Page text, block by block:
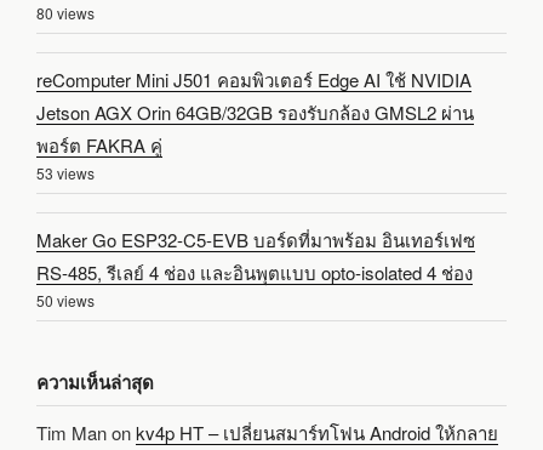
80 views
reComputer Mini J501 คอมพิวเตอร์ Edge AI ใช้ NVIDIA
Jetson AGX Orin 64GB/32GB รองรับกล้อง GMSL2 ผ่าน
พอร์ต FAKRA คู่
53 views
Maker Go ESP32-C5-EVB บอร์ดที่มาพร้อม อินเทอร์เฟซ
RS-485, รีเลย์ 4 ช่อง และอินพุตแบบ opto-isolated 4 ช่อง
50 views
ความเห็นล่าสุด
Tim Manonkv4p HT – เปลี่ยนสมาร์ทโฟน Android ให้กลาย